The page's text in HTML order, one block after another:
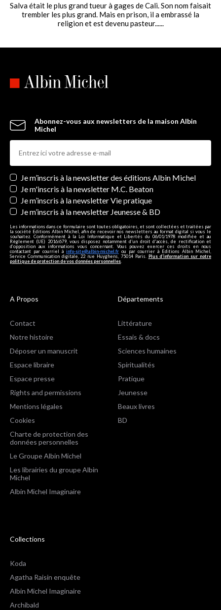
Salva était le plus grand tueur à gages de Cali. Son nom faisait
trembler les plus grand. Mais en prison, il a embrassé la
religion et est devenu pasteur......
Abonnez-vous aux newsletters de la maison Albin
Michel
Newsletters
Je m’inscris à la newsletter des éditions Albin Michel
Je m'inscris à la newsletter M.C. Beaton
Je m’inscris à la newsletter Vie pratique
Je m’inscris à la newsletter Jeunesse & BD
Les informations dans ce formulaire sont toutes obligatoires, et sont collectées et traitées par
la société Editions Albin Michel, afin de recevoir nos newsletters au format digital si vous le
souhaitez. Conformément à la Loi Informatique et Libertés du 06/01/1978 modifiée et au
Règlement (UE) 2016/679, vous disposez notamment d'un droit d'accès, de rectification et
d’opposition aux informations vous concernant. Vous pouvez exercer ces droits en nous
contactant par courriel à info-site@albin-michel.fr ou par courrier à Editions Albin Michel,
Service Communication digitale, 22 rue Huyghens, 75014 Paris. Plus d’information sur notre
politique de protection de vos données personnelles
A Propos
Contact
Notre histoire
Déposer un manuscrit
Espace libraire
Espace presse
Rights and permissions
Mentions légales
Cookies
Charte de protection des
données personnelles
Le Groupe Albin Michel
Les librairies du groupe Albin
Michel
Albin Michel Imaginaire
Départements
Littérature
Essais & docs
Sciences humaines
Spiritualités
Pratique
Jeunesse
Beaux livres
BD
Collections
Koda
Agatha Raisin enquête
Albin Michel Imaginaire
Archibald